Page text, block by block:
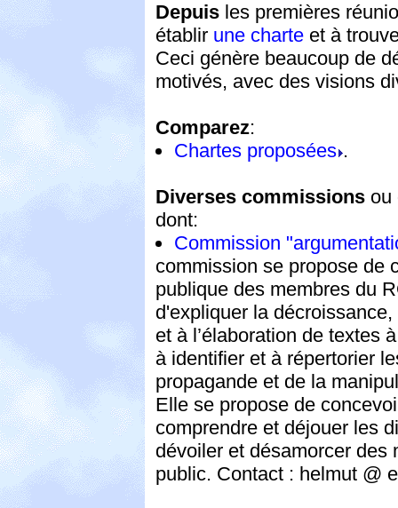
Depuis les premières
établir une charte et à
Ceci génère beaucoup de
motivés, avec des visions
Comparez:
Chartes proposées .
Diverses commissions ou
dont:
Commission
commission se propose de
publique des membres du
d'expliquer la
et à l’élaboration de textes
à identifier et à répertorier
propagande et de la
Elle se propose de
comprendre et déjouer les
dévoiler et désamorcer des
public. Contact : helmut @